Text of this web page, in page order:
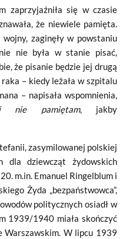
zaprzyjaźniła się w czasie
że niewiele pamięta.
zaginęły w powstaniu
nie była w stanie pisać,
że pisanie będzie jej drugą
– kiedy leżała w szpitalu
– napisała wspomnienia,
pamiętam, jakby
zasymilowanej polskiej
dla dziewcząt żydowskich
m.in. Emanuel Ringelblum i
Żyda „bezpaństwowca”,
politycznych osiadł w
1939/1940 miała skończyć
Warszawskim. W lipcu 1939